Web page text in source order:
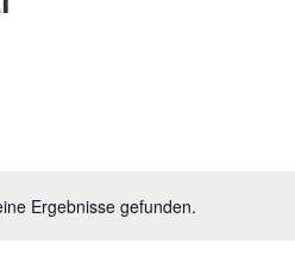
Ergebnisse gefunden.